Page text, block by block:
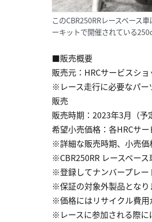
このCBR250RRレースベース
ーキットで開催されている
■販売概要
販売元：HRCサービスシ
※レース走行に必要なパー
販売
販売時期：2023年3月（予
希望小売価格：各HRCサ
※詳細な販売時期、小売価
※CBR250RR レースベー
※登録してナンバープレー
※保証の対象外製品となり
※価格にはリサイクル費用
※レースに参加される際に